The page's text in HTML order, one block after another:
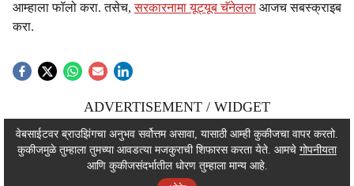
आम्हाला फॉलो करा. तसेच,सरकारनामा यूट्यूब चॅनेलला आजच सबस्क्राइब
करा.
ADVERTISEMENT / WIDGET
ADVERTISEMENT / WIDGET
ADVERTISEMENT / WIDGET
वेबसाईटवर ब्राउझिंगचा अनुभव सर्वोत्तम असावा, यासाठी आम्ही कुकीजचा वापर करतो.
कुकीजमुळे तुम्हाला तुमच्या आवडत्या मजकुराची शिफारस करता येते. आमचे गोपनीयता
आणि कुकीजसंदर्भातील धोरण तुम्हाला मान्य आहे.